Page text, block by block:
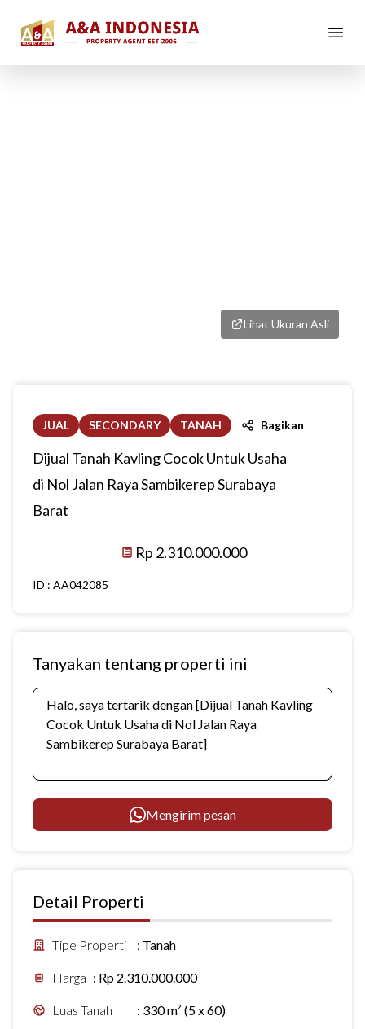
Lihat Ukuran Asli
JUAL SECONDARY TANAH Bagikan
Dijual Tanah Kavling Cocok Untuk Usaha
di Nol Jalan Raya Sambikerep Surabaya
Barat
Rp 2.310.000.000
ID : AA042085
Tanyakan tentang properti ini
Mengirim pesan
Detail Properti
Tipe Properti : Tanah
Harga : Rp 2.310.000.000
Luas Tanah : 330 m² (5 x 60)